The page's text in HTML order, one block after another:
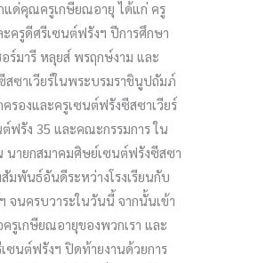
แด่คุณครูเกษียณอายุ ได้แก่ ครู
ครูดีศรีเซนต์ฟรังฯ ปีการศึกษา
ร์มารี หลุยส์ พรฤกษ์งาม และ
ซาเวียร์ในพระบรมราชินูปถัมภ์
องและครูเซนต์ฟรังซีสซาเวียร์
รัง 35 และคณะกรรมการ ใน
ายกสมาคมศิษย์เซนต์ฟรังซีสซา
พันธ์อันดีระหว่างโรงเรียนกับ
จนครบวาระในวันนี้ จากนั้นเข้า
รูเกษียณอายุของพวกเรา และ
นต์ฟรังฯ ปิดท้ายงานด้วยการ